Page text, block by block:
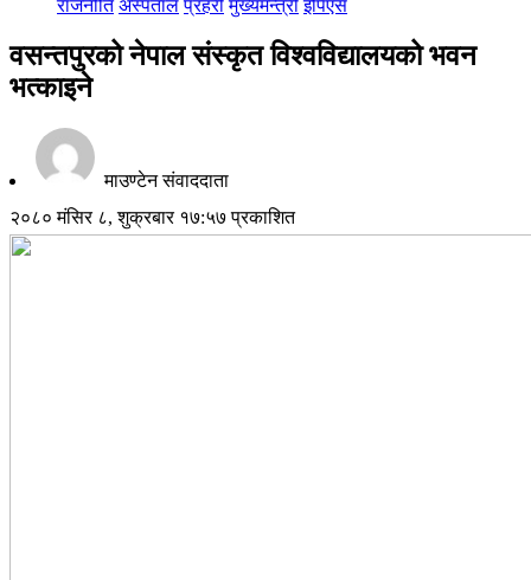
राजनीति अस्पताल प्रहरी मुख्यमन्त्री इपिएस
वसन्तपुरको नेपाल संस्कृत विश्वविद्यालयको भवन
भत्काइने
माउण्टेन संवाददाता
२०८० मंसिर ८, शुक्रबार १७:५७ प्रकाशित